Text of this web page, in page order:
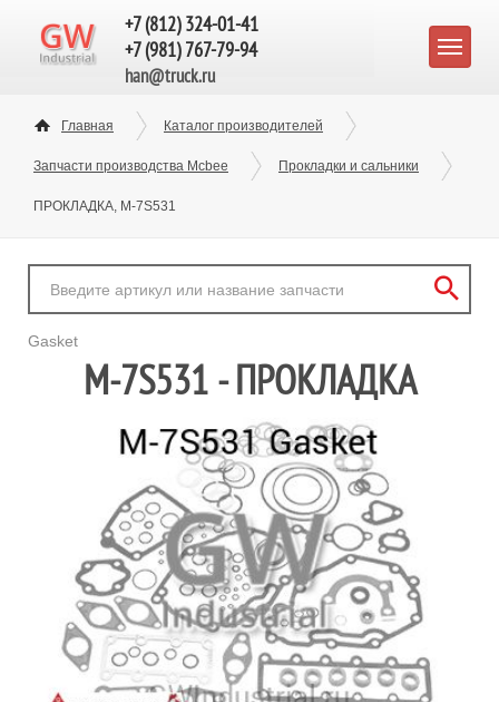
+7 (812) 324-01-41
+7 (981) 767-79-94
han@truck.ru
Главная Каталог производителей
Запчасти производства Mcbee Прокладки и сальники
ПРОКЛАДКА, M-7S531
Gasket
M-7S531 - ПРОКЛАДКА